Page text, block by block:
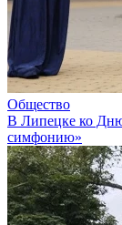
Общество
В Липецке ко Дню
симфонию»